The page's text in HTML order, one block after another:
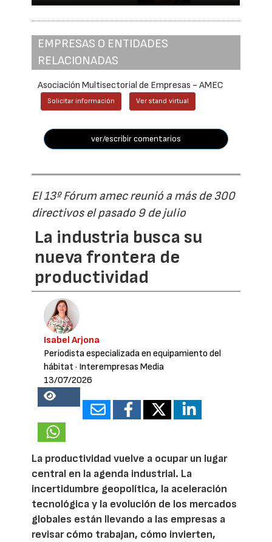
EMPRESAS O ENTIDADES
RELACIONADAS
Asociación Multisectorial de Empresas - AMEC
Solicitar información Ver stand virtual
ver/escribir comentarios
El 13º Fórum amec reunió a más de 300
directivos el pasado 9 de julio
La industria busca su
nueva frontera de
productividad
Isabel Arjona
Periodista especializada en equipamiento del
hábitat · Interempresas Media
13/07/2026
28093
La productividad vuelve a ocupar un lugar
central en la agenda industrial. La
incertidumbre geopolítica, la aceleración
tecnológica y la evolución de los mercados
globales están llevando a las empresas a
revisar cómo trabajan, cómo invierten,